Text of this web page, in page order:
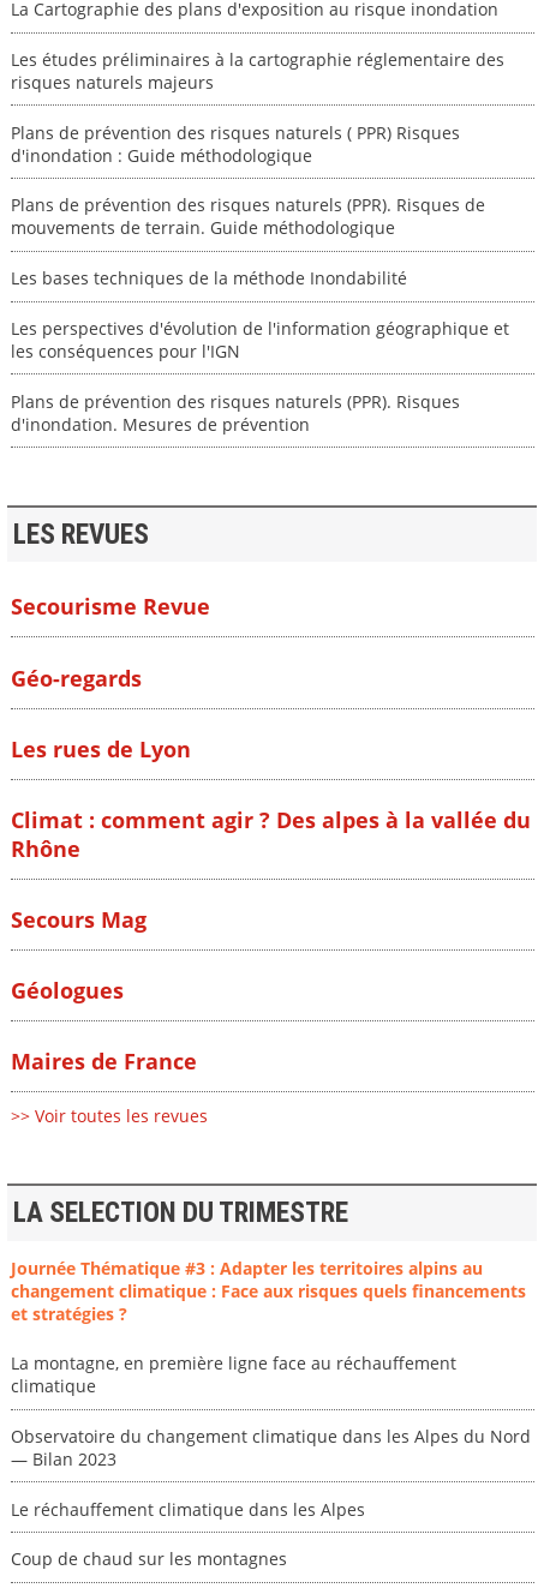
La Cartographie des plans d'exposition au risque inondation
Les études préliminaires à la cartographie réglementaire des
risques naturels majeurs
Plans de prévention des risques naturels ( PPR) Risques
d'inondation : Guide méthodologique
Plans de prévention des risques naturels (PPR). Risques de
mouvements de terrain. Guide méthodologique
Les bases techniques de la méthode Inondabilité
Les perspectives d'évolution de l'information géographique et
les conséquences pour l'IGN
Plans de prévention des risques naturels (PPR). Risques
d'inondation. Mesures de prévention
LES REVUES
Secourisme Revue
Géo-regards
Les rues de Lyon
Climat : comment agir ? Des alpes à la vallée du
Rhône
Secours Mag
Géologues
Maires de France
>> Voir toutes les revues
LA SELECTION DU TRIMESTRE
Journée Thématique #3 : Adapter les territoires alpins au
changement climatique : Face aux risques quels financements
et stratégies ?
La montagne, en première ligne face au réchauffement
climatique
Observatoire du changement climatique dans les Alpes du Nord
— Bilan 2023
Le réchauffement climatique dans les Alpes
Coup de chaud sur les montagnes